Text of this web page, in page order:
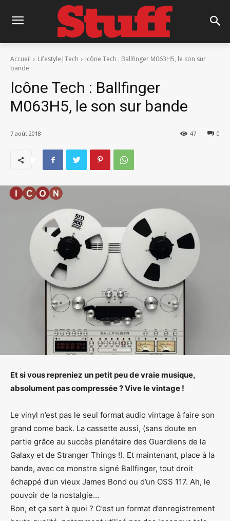
Accueil Lifestyle|Tech
Icône Tech : Ballfinger M063H5, le son sur
bande
Icône Tech : Ballfinger
M063H5, le son sur bande
7 août 2018 0
47
Et si vous repreniez un petit peu de vraie musique,
absolument pas compressée ? Vive le vintage !
Le vinyl n’est pas le seul format audio vintage à faire son
grand come back. La cassette aussi, (sans doute en
partie grâce au succès planétaire des Guardiens de la
Galaxy et de Stranger Things !). Et maintenant, place à la
bande, avec ce monstre signé Ballfinger, tout droit
échappé d’un vieux James Bond ou d’un OSS 117. Ah, le
pouvoir de la nostalgie…
Bon, et ça sert à quoi ? C’est un format d’enregistrement